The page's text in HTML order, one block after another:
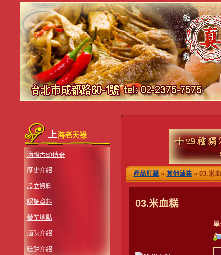
上海老天祿
滷鴨舌頭傳奇
歷史介紹
設立資料
認証資料
營業地點
滷味介紹
糕餅介紹
產品訂購 »其他滷味 » 03.米
03.米血糕
單